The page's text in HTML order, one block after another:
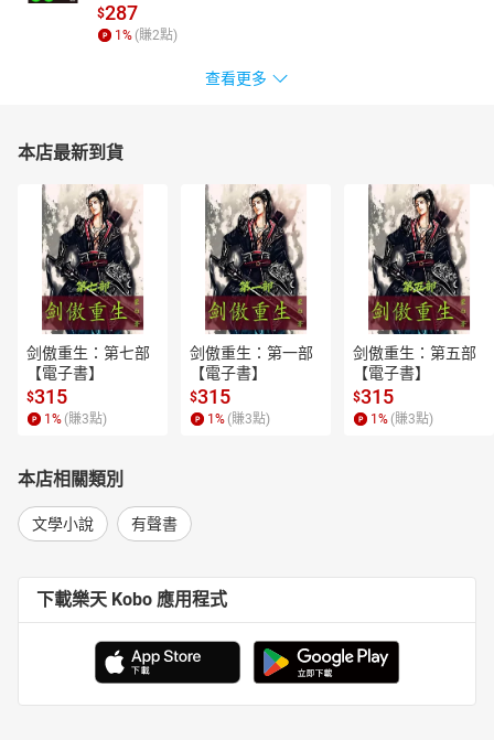
$287
1 % (賺2點)
查看更多
本店最新到貨
剑傲重生：第七部
【電子書】
$315
1 % (賺3點)
剑傲重生：第一部
【電子書】
$315
1 % (賺3點)
剑傲重生：第五部
【電子書】
$315
1 % (賺3點)
本店相關類別
文學小說 有聲書
下載樂天 Kobo 應用程式